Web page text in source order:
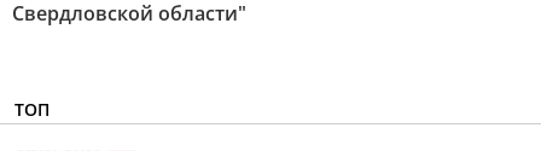
Свердловской области"
ТОП